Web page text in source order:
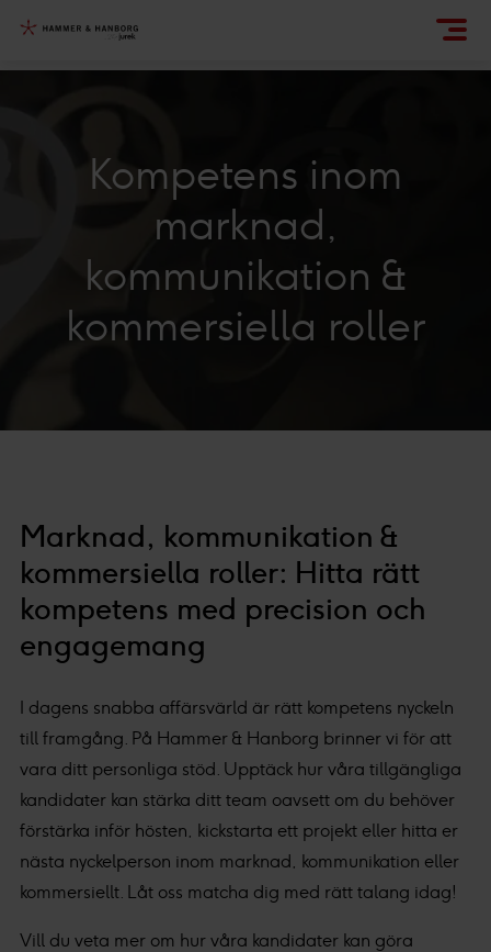
Kompetens inom
marknad,
kommunikation &
kommersiella roller
Marknad, kommunikation &
kommersiella roller: Hitta rätt
kompetens med precision och
engagemang
I dagens snabba affärsvärld är rätt kompetens nyckeln
till framgång. På Hammer & Hanborg brinner vi för att
vara ditt personliga stöd. Upptäck hur våra tillgängliga
kandidater kan stärka ditt team oavsett om du behöver
förstärka inför hösten, kickstarta ett projekt eller hitta er
nästa nyckelperson inom marknad, kommunikation eller
kommersiellt. Låt oss matcha dig med rätt talang idag!
Vill du veta mer om hur våra kandidater kan göra